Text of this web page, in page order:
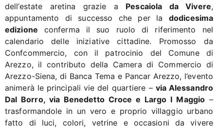
dell’estate aretina grazie a Pescaiola da Vivere,
appuntamento di successo che per la dodicesima
edizione conferma il suo ruolo di riferimento nel
calendario delle iniziative cittadine. Promosso da
Confcommercio, con il patrocinio del Comune di
Arezzo, il contributo della Camera di Commercio di
Arezzo-Siena, di Banca Tema e Pancar Arezzo, l’evento
animerà le principali vie del quartiere – via Alessandro
Dal Borro, via Benedetto Croce e Largo I Maggio –
trasformandole in un vero e proprio villaggio urbano
fatto di luci, colori, vetrine e occasioni da vivere